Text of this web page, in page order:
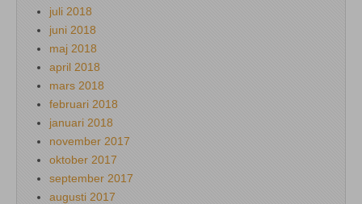
juli 2018
juni 2018
maj 2018
april 2018
mars 2018
februari 2018
januari 2018
november 2017
oktober 2017
september 2017
augusti 2017